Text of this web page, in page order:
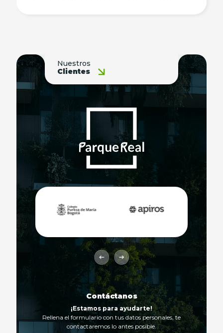
Nuestros
Clientes
Contáctanos
¡Estamos para ayudarte!
Rellena el formulario con tus datos personales, te
contactaremos lo antes posible.